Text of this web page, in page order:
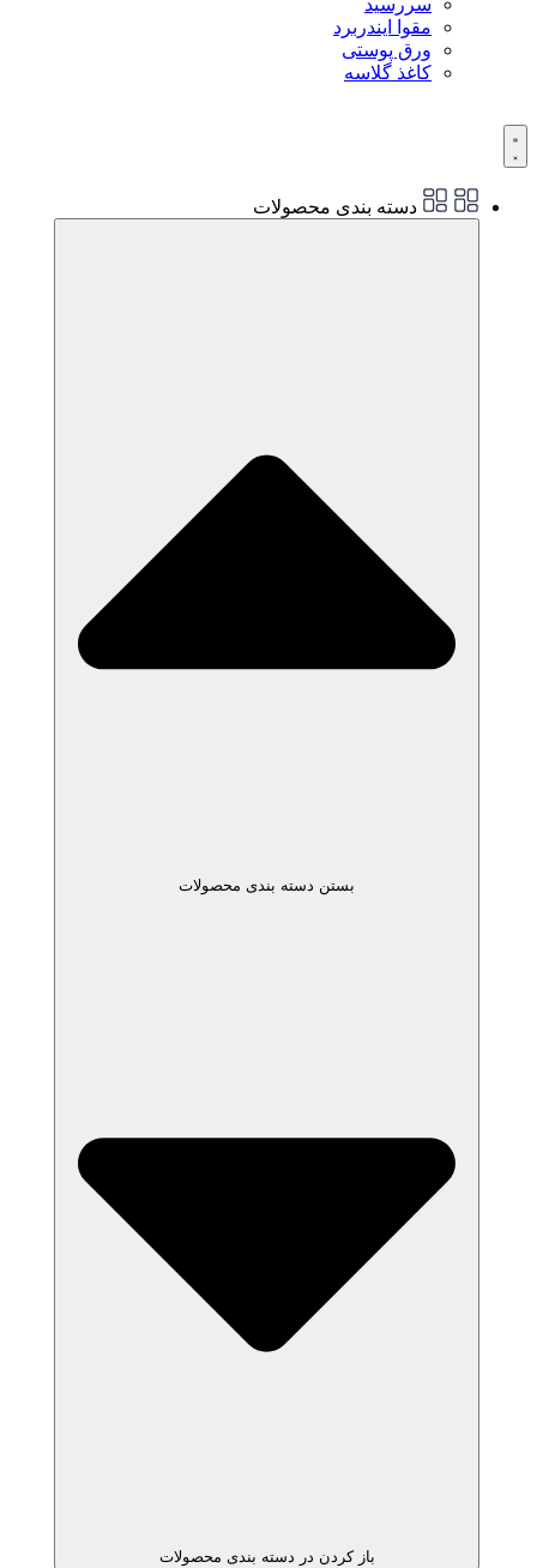
سررسید
مقوا ایندربرد
ورق پوستی
کاغذ گلاسه
دسته بندی محصولات
بستن دسته بندی محصولات
باز کردن در دسته بندی محصولات